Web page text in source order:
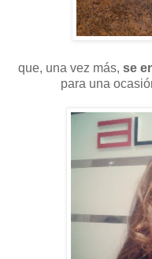
que, una vez más, se
para una